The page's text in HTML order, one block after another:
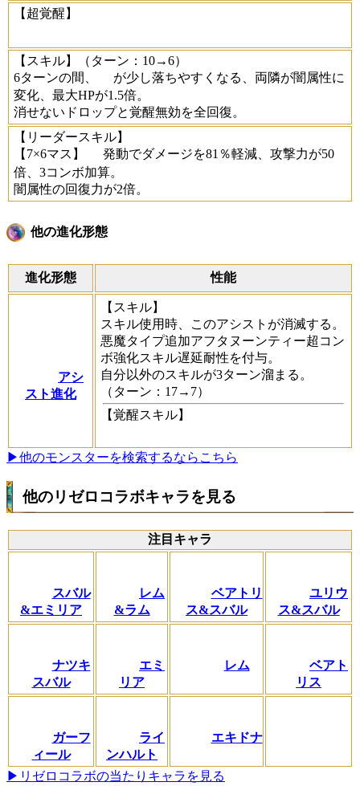
【超覚醒】
【スキル】
（ターン：10→6）
6ターンの間、
が少し落ちやすくなる、両隣が闇属性に
変化、最大HPが1.5倍。
消せないドロップと覚醒無効を全回復。
【リーダースキル】
【7×6マス】
発動でダメージを81％軽減、攻撃力が50
倍、3コンボ加算。
闇属性の回復力が2倍。
他の進化形態
進化形態 性能
アシ
スト進化
【スキル】
スキル使用時、このアシストが消滅する。
悪魔タイプ追加アフタヌーンティー超コン
ボ強化スキル遅延耐性を付与。
自分以外のスキルが3ターン溜まる。
（ターン：17→7）
【覚醒スキル】
▶他のモンスターを検索するならこちら
他のリゼロコラボキャラを見る
注目キャラ
スバル
&エミリア
レム
&ラム
ベアトリ
ス&スバル
ユリウ
ス&スバル
ナツキ
スバル
エミ
リア
レム
ベアト
リス
ガーフ
ィール
ライ
ンハルト
エキドナ
▶リゼロコラボの当たりキャラを見る